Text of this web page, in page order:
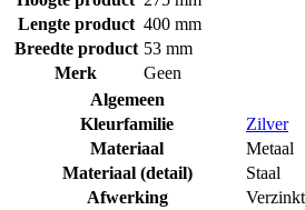
Lengte product 400 mm
Breedte product 53 mm
Merk
Geen
Algemeen
Kleurfamilie
Zilver
Materiaal
Metaal
Materiaal (detail)
Staal
Afwerking
Verzinkt